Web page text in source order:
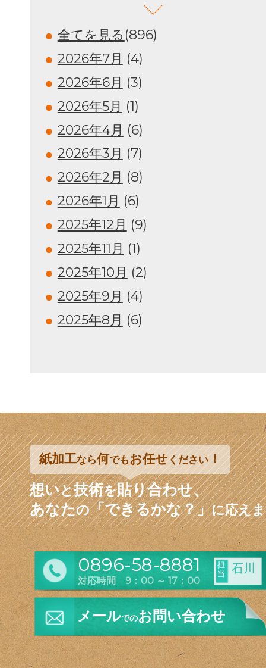
全てを見る (896)
2026年7月 (4)
2026年6月 (3)
2026年5月 (1)
2026年4月 (6)
2026年3月 (7)
2026年2月 (8)
2026年1月 (6)
2025年12月 (9)
2025年11月 (1)
2025年10月 (2)
2025年9月 (4)
2025年8月 (6)
紙加工なら何でもお任せください！
想いと技術を貼り合わせ、
あなたの「できるかな？」に応え
0896-58-8881
対応時間 9：00 ～ 17：00
担
当
石川
メールでのお問い合わせ